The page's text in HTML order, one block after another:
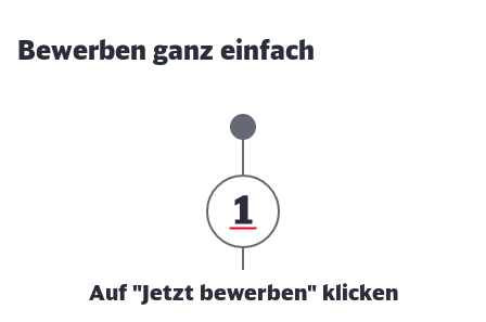
Bewerben ganz einfach
Auf "Jetzt bewerben" klicken